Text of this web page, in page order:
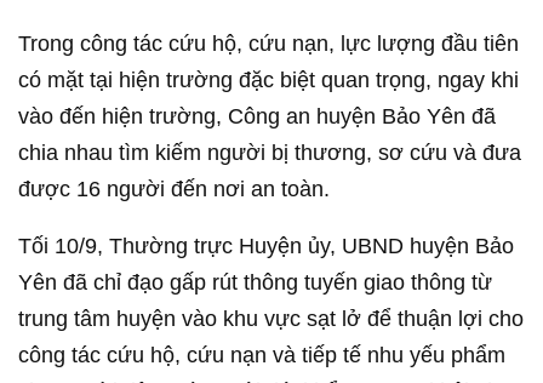
Trong công tác cứu hộ, cứu nạn, lực lượng đầu tiên
có mặt tại hiện trường đặc biệt quan trọng, ngay khi
vào đến hiện trường, Công an huyện Bảo Yên đã
chia nhau tìm kiếm người bị thương, sơ cứu và đưa
được 16 người đến nơi an toàn.
Tối 10/9, Thường trực Huyện ủy, UBND huyện Bảo
Yên đã chỉ đạo gấp rút thông tuyến giao thông từ
trung tâm huyện vào khu vực sạt lở để thuận lợi cho
công tác cứu hộ, cứu nạn và tiếp tế nhu yếu phẩm